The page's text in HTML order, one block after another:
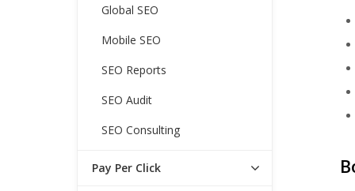
Global SEO
Mobile SEO
SEO Reports
SEO Audit
SEO Consulting
Pay Per Click